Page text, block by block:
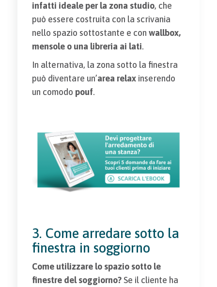
infatti ideale per la zona studio, che
può essere costruita con la scrivania
nello spazio sottostante e con wallbox,
mensole o una libreria ai lati.
In alternativa, la zona sotto la finestra
può diventare un’area relaxinserendo
un comodo pouf.
3. Come arredare sotto la
finestra in soggiorno
Come utilizzare lo spazio sotto le
finestre del soggiorno?Se il cliente ha